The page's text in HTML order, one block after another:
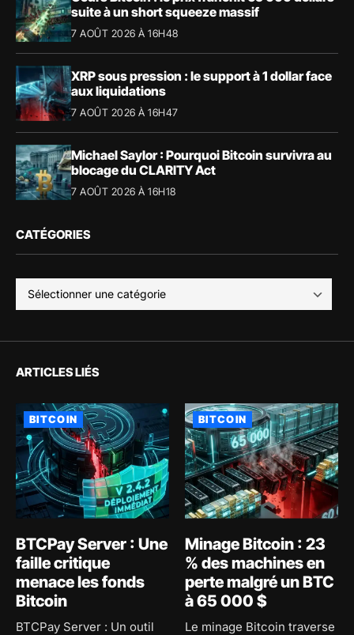
suite à un short squeeze massif
7 AOÛT 2026 À 16H48
XRP sous pression : le support à 1 dollar face
aux liquidations
7 AOÛT 2026 À 16H47
Michael Saylor : Pourquoi Bitcoin survivra au
blocage du CLARITY Act
7 AOÛT 2026 À 16H18
CATÉGORIES
ARTICLES LIÉS
BITCOIN
BTCPay Server : Une
faille critique
menace les fonds
Bitcoin
BTCPay Server : Un outil
BITCOIN
Minage Bitcoin : 23
% des machines en
perte malgré un BTC
à 65 000 $
Le minage Bitcoin traverse